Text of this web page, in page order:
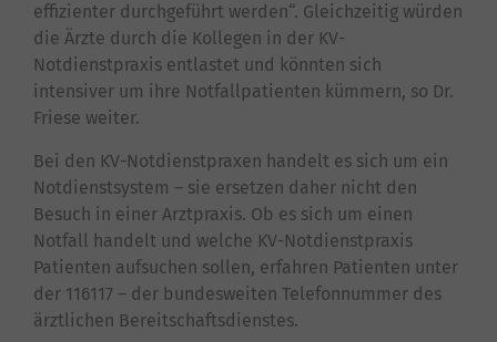
effizienter durchgeführt werden“. Gleichzeitig würden
die Ärzte durch die Kollegen in der KV-
Notdienstpraxis entlastet und könnten sich
intensiver um ihre Notfallpatienten kümmern, so Dr.
Friese weiter.
Bei den KV-Notdienstpraxen handelt es sich um ein
Notdienstsystem – sie ersetzen daher nicht den
Besuch in einer Arztpraxis. Ob es sich um einen
Notfall handelt und welche KV-Notdienstpraxis
Patienten aufsuchen sollen, erfahren Patienten unter
der 116117 – der bundesweiten Telefonnummer des
ärztlichen Bereitschaftsdienstes.